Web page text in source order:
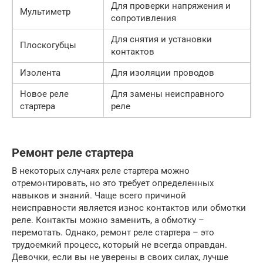
Мультиметр
Для проверки напряжения и
сопротивления
Плоскогубцы
Для снятия и установки
контактов
Изолента
Для изоляции проводов
Новое реле
стартера
Для замены неисправного
реле
Ремонт реле стартера
В некоторых случаях реле стартера можно
отремонтировать, но это требует определенных
навыков и знаний. Чаще всего причиной
неисправности является износ контактов или обмотки
реле. Контакты можно заменить, а обмотку –
перемотать. Однако, ремонт реле стартера – это
трудоемкий процесс, который не всегда оправдан.
Девочки, если вы не уверены в своих силах, лучше